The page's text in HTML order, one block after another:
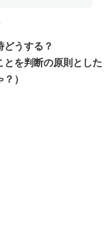
どうする？
とを判断の原則とした
）